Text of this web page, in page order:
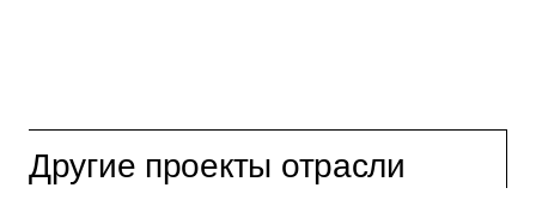
Другие проекты отрасли